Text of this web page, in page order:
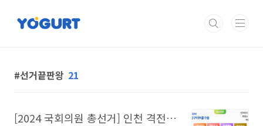
선거끝판왕 21
[2024 국회의원 총선거] 인천 격전지 개표결과